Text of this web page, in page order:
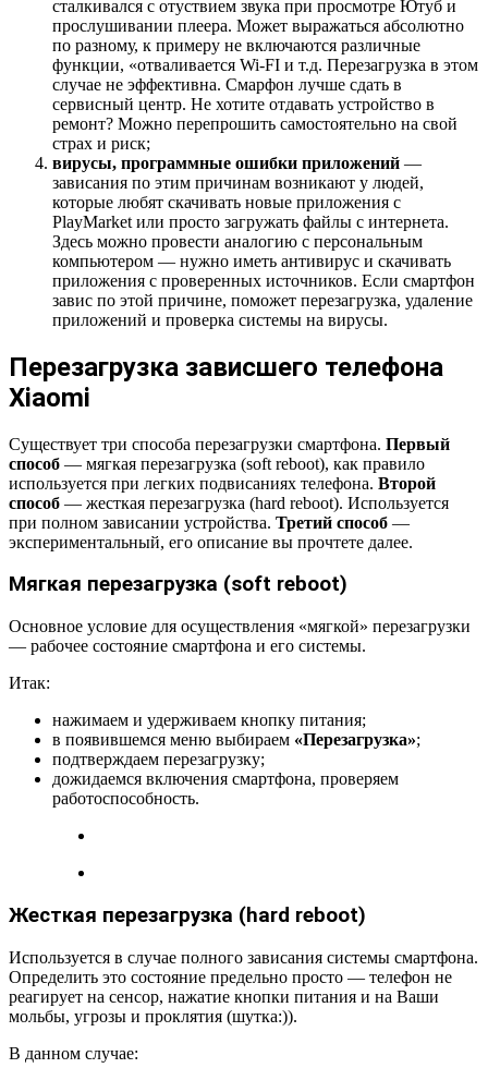
сталкивался с отуствием звука при просмотре Ютуб и
прослушивании плеера. Может выражаться абсолютно
по разному, к примеру не включаются различные
функции, «отваливается Wi-FI и т.д. Перезагрузка в этом
случае не эффективна. Смарфон лучше сдать в
сервисный центр. Не хотите отдавать устройство в
ремонт? Можно перепрошить самостоятельно на свой
страх и риск;
вирусы, программные ошибки приложений —
зависания по этим причинам возникают у людей,
которые любят скачивать новые приложения с
PlayMarket или просто загружать файлы с интернета.
Здесь можно провести аналогию с персональным
компьютером — нужно иметь антивирус и скачивать
приложения с проверенных источников. Если смартфон
завис по этой причине, поможет перезагрузка, удаление
приложений и проверка системы на вирусы.
Перезагрузка зависшего телефона
Xiaomi
Существует три способа перезагрузки смартфона. Первый
способ — мягкая перезагрузка (soft reboot), как правило
используется при легких подвисаниях телефона. Второй
способ — жесткая перезагрузка (hard reboot). Используется
при полном зависании устройства. Третий способ —
экспериментальный, его описание вы прочтете далее.
Мягкая перезагрузка (soft reboot)
Основное условие для осуществления «мягкой» перезагрузки
— рабочее состояние смартфона и его системы.
Итак:
нажимаем и удерживаем кнопку питания;
в появившемся меню выбираем «Перезагрузка»;
подтверждаем перезагрузку;
дожидаемся включения смартфона, проверяем
работоспособность.
Жесткая перезагрузка (hard reboot)
Используется в случае полного зависания системы смартфона.
Определить это состояние предельно просто — телефон не
реагирует на сенсор, нажатие кнопки питания и на Ваши
мольбы, угрозы и проклятия (шутка:)).
В данном случае: